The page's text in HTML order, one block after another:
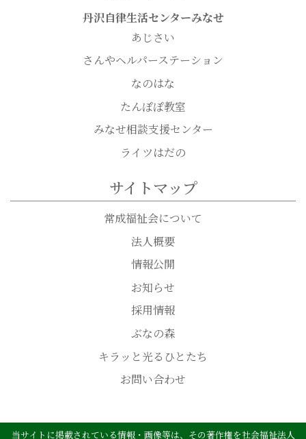
丹沢自律生活センターみなせ
あじさい
さんやヘルパーステーション
なのはな
たんぽぽ教室
みなせ相談支援センター
ライツはだの
サイトマップ
常成福祉会について
法人概要
情報公開
お知らせ
採用情報
ぶなの森
キラッと光るひとたち
お問い合わせ
当サイトに掲載されている情報・画像等は、その著作権を社会福祉法人